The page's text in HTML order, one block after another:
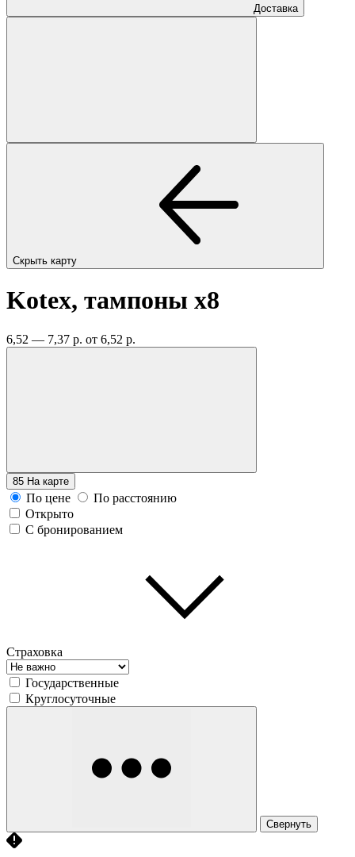
Доставка
Скрыть карту
Kotex, тампоны x8
6,52 — 7,37 р. от 6,52 р.
85 На карте
По цене
По расстоянию
Открыто
С бронированием
Страховка
Государственные
Круглосуточные
Свернуть